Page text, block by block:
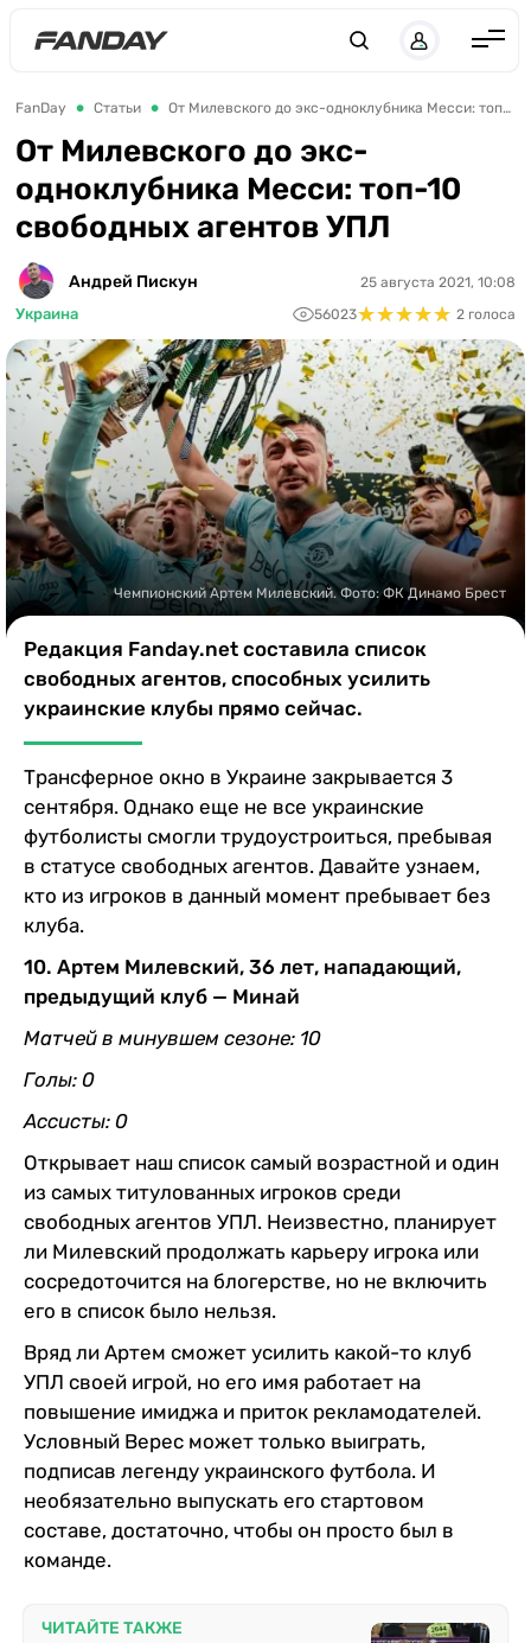
Англия
Испания
Германия
Италия
Франция
Украина
ЛЧ
ЛЕ
ЧЕ-2028
Букмекеры
Казино
FanDay Статьи От Милевского до экс-одноклубника Месси: топ-10 свободных агентов УПЛ
От Милевского до экс-
одноклубника Месси: топ-10
свободных агентов УПЛ
Андрей Пискун
Украина
25 августа 2021, 10:08
56023★★★★★
★★★★★ 2 голоса
Чемпионский Артем Милевский. Фото: ФК Динамо Брест
Редакция Fanday.net составила список
свободных агентов, способных усилить
украинские клубы прямо сейчас.
Трансферное окно в Украине закрывается 3
сентября. Однако еще не все украинские
футболисты смогли трудоустроиться, пребывая
в статусе свободных агентов. Давайте узнаем,
кто из игроков в данный момент пребывает без
клуба.
10. Артем Милевский, 36 лет, нападающий,
предыдущий клуб — Минай
Матчей в минувшем сезоне: 10
Голы: 0
Ассисты: 0
Открывает наш список самый возрастной и один
из самых титулованных игроков среди
свободных агентов УПЛ. Неизвестно, планирует
ли Милевский продолжать карьеру игрока или
сосредоточится на блогерстве, но не включить
его в список было нельзя.
Вряд ли Артем сможет усилить какой-то клуб
УПЛ своей игрой, но его имя работает на
повышение имиджа и приток рекламодателей.
Условный Верес может только выиграть,
подписав легенду украинского футбола. И
необязательно выпускать его стартовом
составе, достаточно, чтобы он просто был в
команде.
ЧИТАЙТЕ ТАКЖЕ